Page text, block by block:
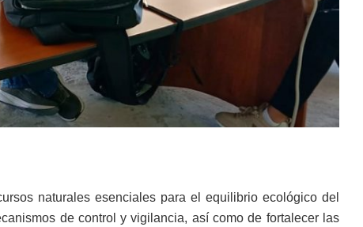
naturales esenciales para el equilibrio ecológico del
de control y vigilancia, así como de fortalecer las